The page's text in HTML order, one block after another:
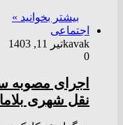
بیشتر بخوانید »
اجتماعی
kavakتیر 11, 1403
0
اجرای مصوبه
نقل شهری